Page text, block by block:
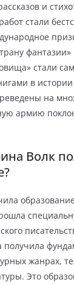
и
стали
фантазии»
стали
в
на
армию
Волк
получила
жанрах,
Это